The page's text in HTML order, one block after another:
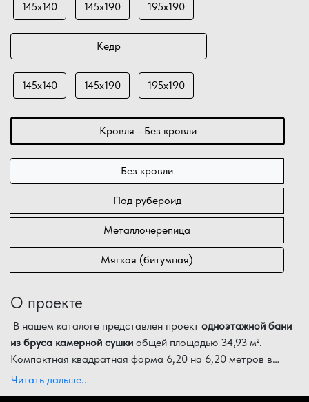
145х140 145х190 195х190
Кедр
145х140 145х190 195х190
Кровля - Без кровли
Без кровли
Под рубероид
Металлочерепица
Мягкая (битумная)
О проекте
В нашем каталоге представлен проект одноэтажной бани
из бруса камерной сушки общей площадью 34,93 м².
Компактная квадратная форма 6,20 на 6,20 метров в
сочетании с панорамным остеклением делает этот сруб
Функциональные особенности планировки:
Читать дальше..